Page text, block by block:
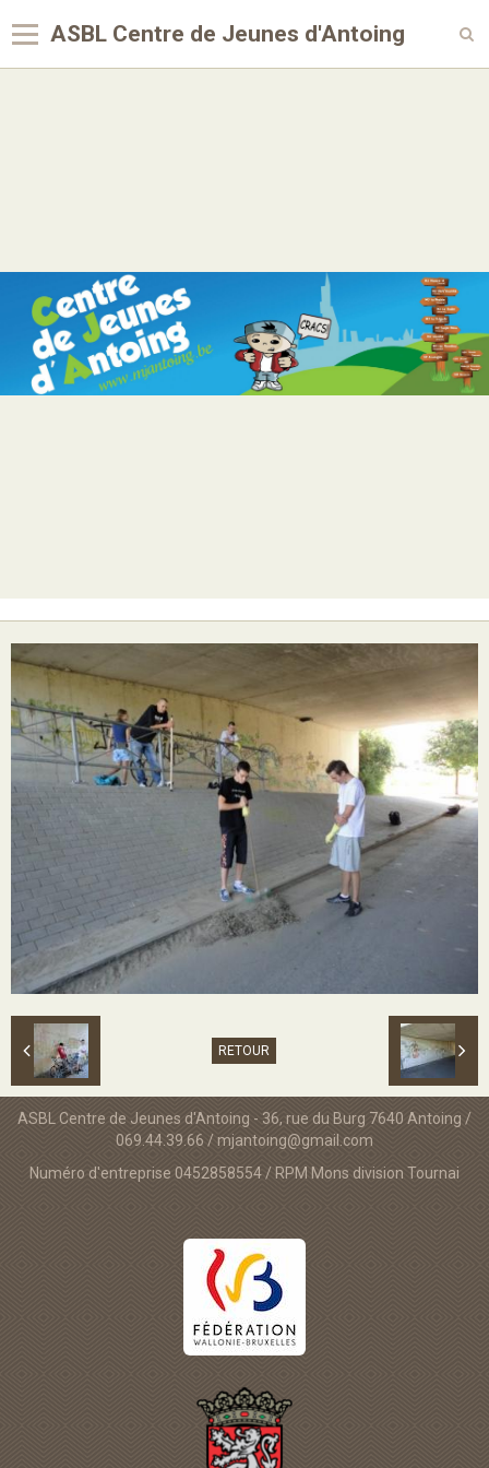
ASBL Centre de Jeunes d'Antoing
Nos MJ, accueils
Ateliers
Projets
Agenda
Horaires
Contact
Newsletter
Téléchargement
RETOUR
ASBL Centre de Jeunes d'Antoing - 36, rue du Burg 7640 Antoing /
069.44.39.66 / mjantoing@gmail.com
Numéro d'entreprise 0452858554 / RPM Mons division Tournai